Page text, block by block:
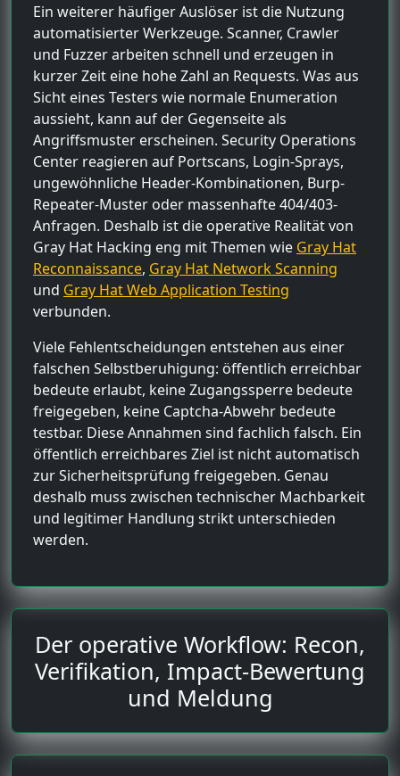
Ein weiterer häufiger Auslöser ist die Nutzung
automatisierter Werkzeuge. Scanner, Crawler
und Fuzzer arbeiten schnell und erzeugen in
kurzer Zeit eine hohe Zahl an Requests. Was aus
Sicht eines Testers wie normale Enumeration
aussieht, kann auf der Gegenseite als
Angriffsmuster erscheinen. Security Operations
Center reagieren auf Portscans, Login-Sprays,
ungewöhnliche Header-Kombinationen, Burp-
Repeater-Muster oder massenhafte 404/403-
Anfragen. Deshalb ist die operative Realität von
Gray Hat Hacking eng mit Themen wie Gray Hat
Reconnaissance, Gray Hat Network Scanning
und Gray Hat Web Application Testing
verbunden.
Viele Fehlentscheidungen entstehen aus einer
falschen Selbstberuhigung: öffentlich erreichbar
bedeute erlaubt, keine Zugangssperre bedeute
freigegeben, keine Captcha-Abwehr bedeute
testbar. Diese Annahmen sind fachlich falsch. Ein
öffentlich erreichbares Ziel ist nicht automatisch
zur Sicherheitsprüfung freigegeben. Genau
deshalb muss zwischen technischer Machbarkeit
und legitimer Handlung strikt unterschieden
werden.
Der operative Workflow: Recon,
Verifikation, Impact-Bewertung
und Meldung